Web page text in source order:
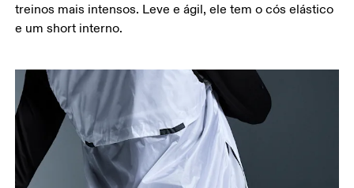
as pernas retas. Meça da virilha até o tornozelo.
treinos mais intensos. Leve e ágil, ele tem o cós elástico
e um short interno.